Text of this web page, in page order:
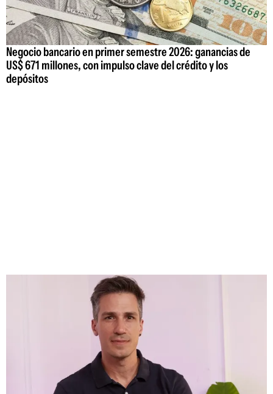
Negocio bancario en primer semestre 2026: ganancias de
US$ 671 millones, con impulso clave del crédito y los
depósitos